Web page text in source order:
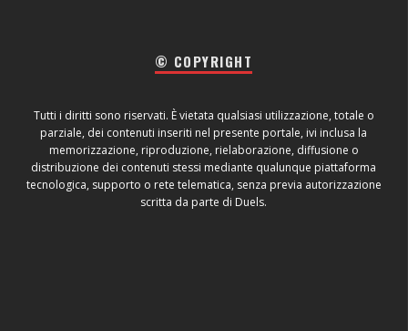
© COPYRIGHT
Tutti i diritti sono riservati. È vietata qualsiasi utilizzazione, totale o
parziale, dei contenuti inseriti nel presente portale, ivi inclusa la
memorizzazione, riproduzione, rielaborazione, diffusione o
distribuzione dei contenuti stessi mediante qualunque piattaforma
tecnologica, supporto o rete telematica, senza previa autorizzazione
scritta da parte di Duels.